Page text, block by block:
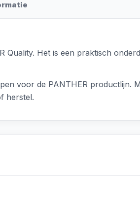
Quality. Het is een praktisch
voor de PANTHER productlijn.
herstel.